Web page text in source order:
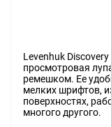
Levenhuk
просмотровая
ремешком. Ее
мелких шрифтов,
поверхностях,
многого другого.